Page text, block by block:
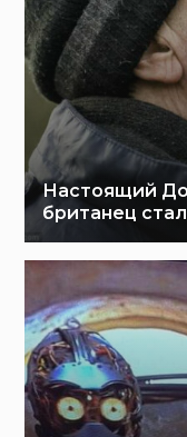
Настоящий
британец